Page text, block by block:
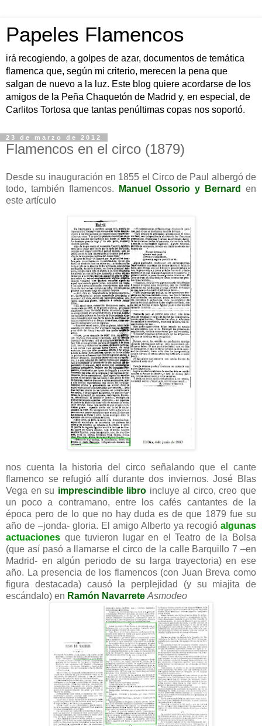
Papeles Flamencos
irá recogiendo, a golpes de azar, documentos de temática
flamenca que, según mi criterio, merecen la pena que
salgan de nuevo a la luz. Este blog quiere acordarse de los
amigos de la Peña Chaquetón de Madrid y, en especial, de
Carlitos Tortosa que tantas penúltimas copas nos soportó.
23 de marzo de 2012
Flamencos en el circo (1879)
Desde su inauguración en 1855 el Circo de Paul albergó de
todo, también flamencos.
Manuel Ossorio y Bernard
en
este artículo
nos cuenta la historia del circo señalando que el cante
flamenco se refugió allí durante dos inviernos. José Blas
Vega en su imprescindible libro incluye al circo, creo que
un poco a contramano, entre los cafés cantantes de la
época pero de lo que no hay duda es de que 1879 fue su
año de –jonda- gloria. El amigo Alberto ya recogió algunas
actuaciones que tuvieron lugar en el Teatro de la Bolsa
(que así pasó a llamarse el circo de la calle Barquillo 7 –en
Madrid- en algún periodo de su larga trayectoria) en ese
año. La presencia de los flamencos (con Juan Breva como
figura destacada) causó la perplejidad (y su miajita de
escándalo) en Ramón Navarrete Asmodeo